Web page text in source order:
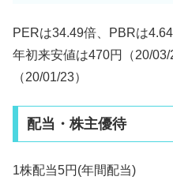
PERは34.49倍、PBRは
年初来安値は470円（20/
（20/01/23）
配当・株主優待
1株配当5円(年間配当)